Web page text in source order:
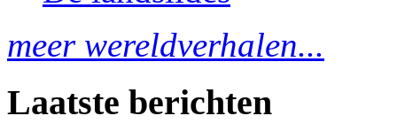
meer wereldverhalen...
Laatste berichten